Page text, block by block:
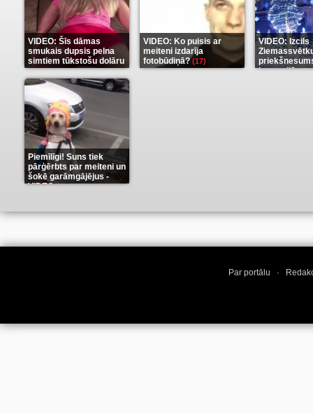
VIDEO: Šīs dāmas
smukais dupsis pelna
simtiem tūkstošu dolāru
(9)
VIDEO: Ko puisis ar
meiteni izdarīja
fotobūdiņā?(17)
VIDEO: Izcils
karu stilā(7)
Piemīlīgi! Suns tiek
pārģērbts par meiteni un
šokē garāmgājējus -
VIDEO(8)
Par portālu ·